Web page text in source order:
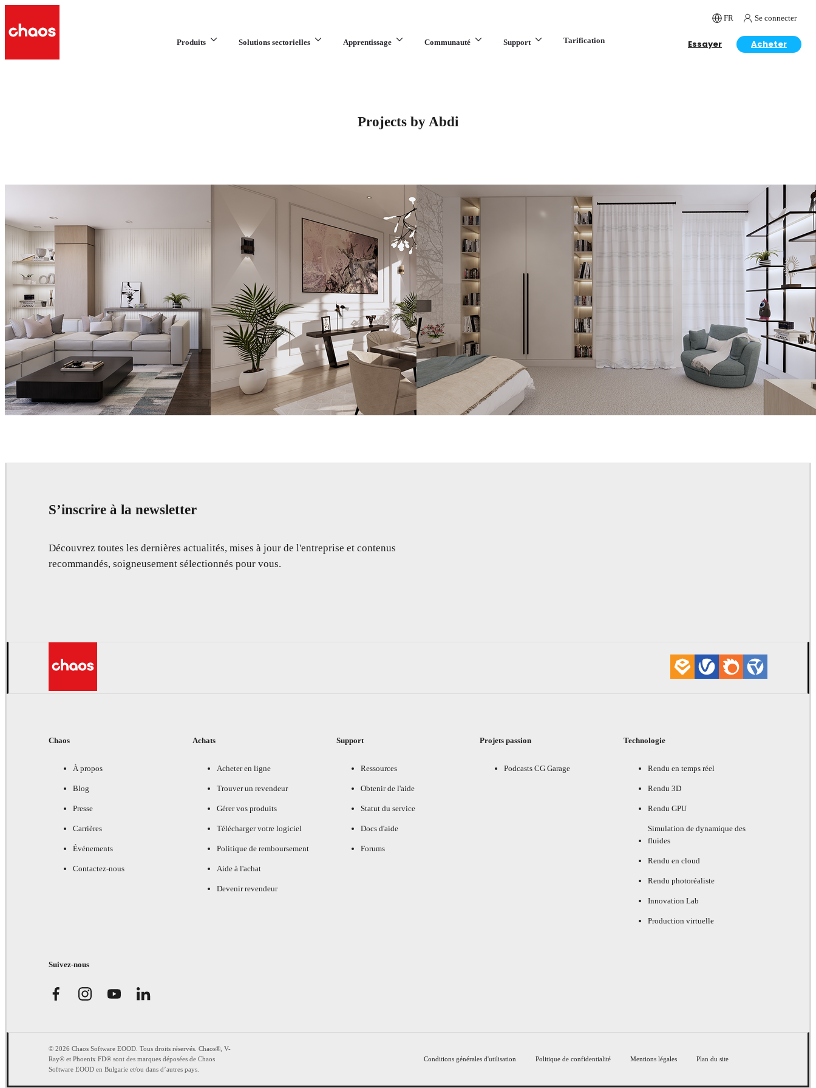
FR Se connecter
Produits Solutions sectorielles Apprentissage Communauté Support Tarification Essayer Acheter
Projects by Abdi
S’inscrire à la newsletter
Découvrez toutes les dernières actualités, mises à jour de l'entreprise et contenus
recommandés, soigneusement sélectionnés pour vous.
Chaos
À propos
Blog
Presse
Carrières
Événements
Contactez-nous
Achats
Acheter en ligne
Trouver un revendeur
Gérer vos produits
Télécharger votre logiciel
Politique de remboursement
Aide à l'achat
Devenir revendeur
Support
Ressources
Obtenir de l'aide
Statut du service
Docs d'aide
Forums
Projets passion
Podcasts CG Garage
Technologie
Rendu en temps réel
Rendu 3D
Rendu GPU
Simulation de dynamique des
fluides
Rendu en cloud
Rendu photoréaliste
Innovation Lab
Production virtuelle
Suivez-nous
© 2026 Chaos Software EOOD. Tous droits réservés. Chaos®, V-
Ray® et Phoenix FD® sont des marques déposées de Chaos
Software EOOD en Bulgarie et/ou dans d’autres pays.
Conditions générales d'utilisation Politique de confidentialité Mentions légales Plan du site